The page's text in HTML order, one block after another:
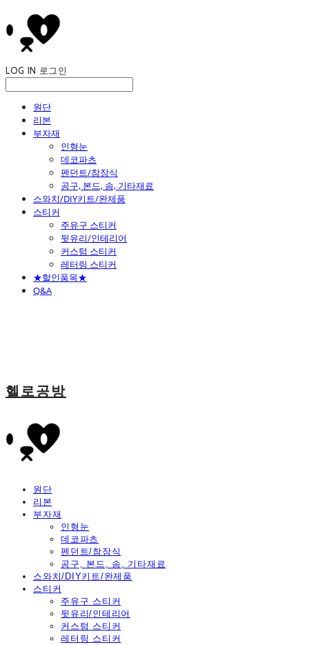
LOG IN 로그인
원단
리본
부자재
인형눈
데코파츠
펜던트/참장식
공구, 본드, 솜, 기타재료
스와치/DIY키트/완제품
스티커
주유구 스티커
뒷유리/인테리어
커스텀 스티커
레터링 스티커
★할인품목★
Q&A
헬로공방
원단
리본
부자재
인형눈
데코파츠
펜던트/참장식
공구, 본드, 솜, 기타재료
스와치/DIY키트/완제품
스티커
주유구 스티커
뒷유리/인테리어
커스텀 스티커
레터링 스티커